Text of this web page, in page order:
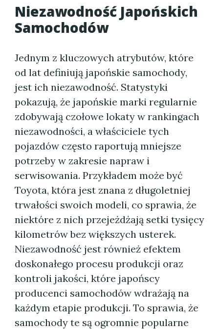
Niezawodność Japońskich
Samochodów
Jednym z kluczowych atrybutów, które
od lat definiują japońskie samochody,
jest ich niezawodność. Statystyki
pokazują, że japońskie marki regularnie
zdobywają czołowe lokaty w rankingach
niezawodności, a właściciele tych
pojazdów często raportują mniejsze
potrzeby w zakresie napraw i
serwisowania. Przykładem może być
Toyota, która jest znana z długoletniej
trwałości swoich modeli, co sprawia, że
niektóre z nich przejeżdżają setki tysięcy
kilometrów bez większych usterek.
Niezawodność jest również efektem
doskonałego procesu produkcji oraz
kontroli jakości, które japońscy
producenci samochodów wdrażają na
każdym etapie produkcji. To sprawia, że
samochody te są ogromnie popularne